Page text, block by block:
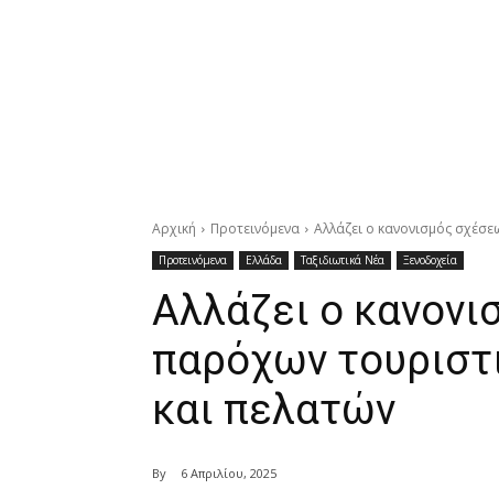
Αρχική Προτεινόμενα Αλλάζει ο κανονισμός
Προτεινόμενα Ελλάδα Ταξιδιωτικά Νέα Ξενοδοχεία
Αλλάζει ο
παρόχων
και πελατών
By 6 Απριλίου, 2025